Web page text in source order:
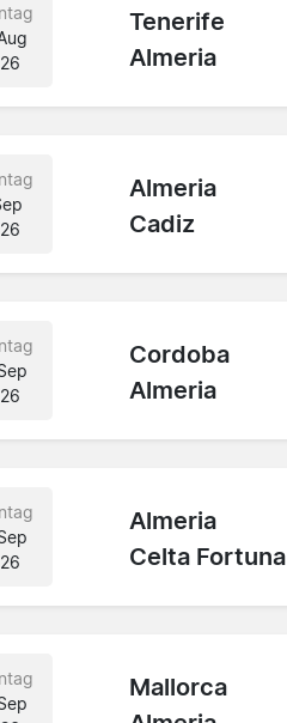
Tenerife
Almeria
Almeria
Cadiz
Cordoba
Almeria
Almeria
Celta Fortuna
Mallorca